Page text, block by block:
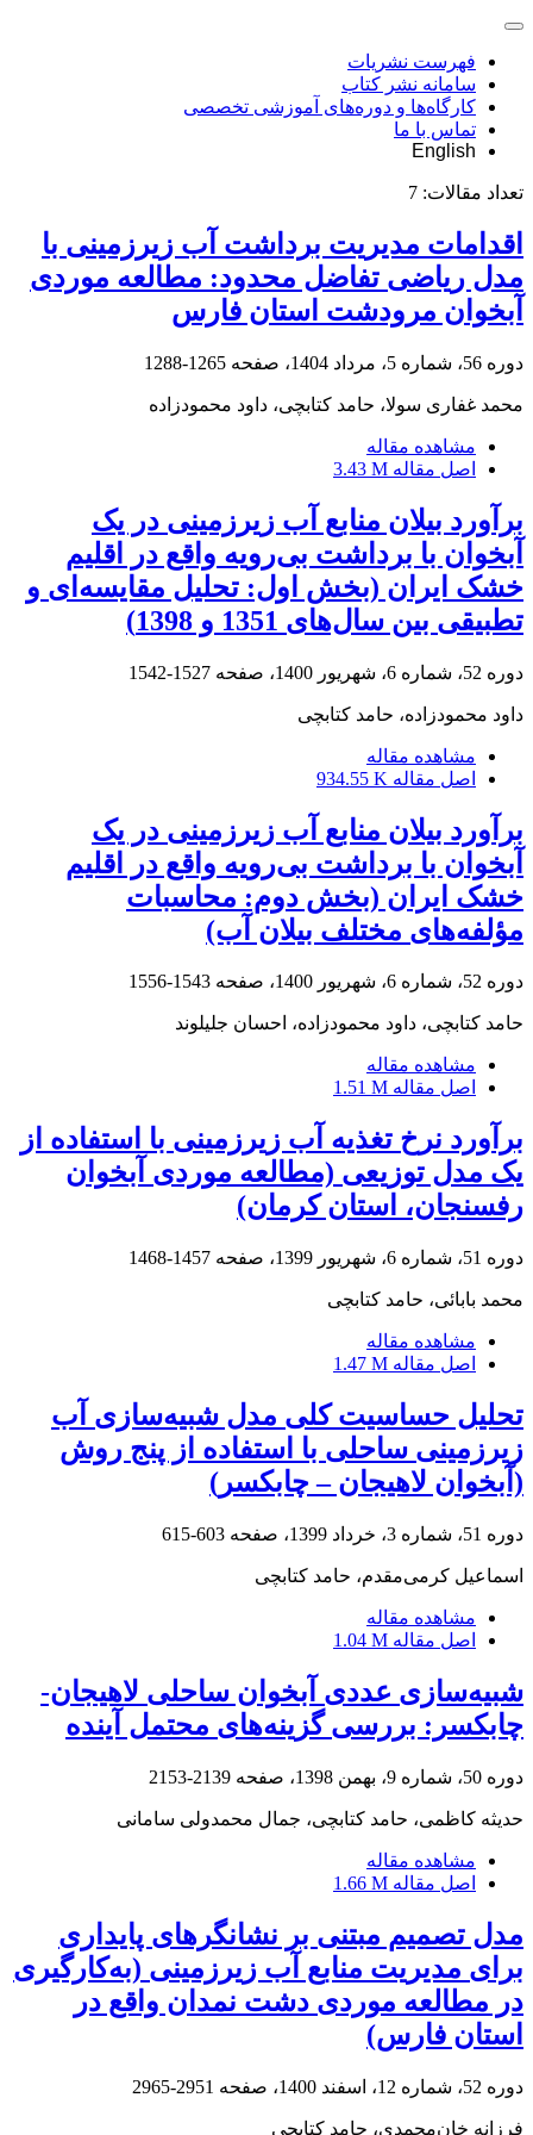
فهرست نشریات
سامانه نشر کتاب
کارگاه‌ها و دوره‌های آموزشی تخصصی
تماس با ما
English
تعداد مقالات: 7
اقدامات مدیریت برداشت آب زیرزمینی با
مدل ریاضی تفاضل محدود: مطالعه موردی
آبخوان مرودشت استان فارس
دوره 56، شماره 5، مرداد 1404، صفحه 1265-1288
محمد غفاری سولا، حامد کتابچی، داود محمودزاده
مشاهده مقاله
اصل مقاله 3.43 M
برآورد بیلان منابع آب زیرزمینی در یک
آبخوان با برداشت بی‌رویه واقع در اقلیم
خشک ایران (بخش اول: تحلیل مقایسه‌ای و
تطبیقی بین سال‌های 1351 و 1398)
دوره 52، شماره 6، شهریور 1400، صفحه 1527-1542
داود محمودزاده، حامد کتابچی
مشاهده مقاله
اصل مقاله 934.55 K
برآورد بیلان منابع آب زیرزمینی در یک
آبخوان با برداشت بی‌رویه واقع در اقلیم
خشک ایران (بخش دوم: محاسبات
مؤلفه‌های مختلف بیلان آب)
دوره 52، شماره 6، شهریور 1400، صفحه 1543-1556
حامد کتابچی، داود محمودزاده، احسان جلیلوند
مشاهده مقاله
اصل مقاله 1.51 M
برآورد نرخ تغذیه آب زیرزمینی با استفاده از
یک مدل توزیعی (مطالعه موردی آبخوان
رفسنجان، استان کرمان)
دوره 51، شماره 6، شهریور 1399، صفحه 1457-1468
محمد بابائی، حامد کتابچی
مشاهده مقاله
اصل مقاله 1.47 M
تحلیل حساسیت کلی مدل شبیه‌سازی آب
زیرزمینی ساحلی با استفاده از پنج روش
(آبخوان لاهیجان – چابکسر)
دوره 51، شماره 3، خرداد 1399، صفحه 603-615
اسماعیل کرمی‌مقدم، حامد کتابچی
مشاهده مقاله
اصل مقاله 1.04 M
شبیه‌سازی عددی آبخوان ساحلی لاهیجان‌-
چابکسر: بررسی گزینه‌های محتمل آینده
دوره 50، شماره 9، بهمن 1398، صفحه 2139-2153
حدیثه کاظمی، حامد کتابچی، جمال محمدولی سامانی
مشاهده مقاله
اصل مقاله 1.66 M
مدل تصمیم مبتنی بر نشانگرهای پایداری
برای مدیریت منابع آب زیرزمینی (به‌کارگیری
در مطالعه موردی دشت نمدان واقع در
استان فارس)
دوره 52، شماره 12، اسفند 1400، صفحه 2951-2965
فرزانه خان‌محمدی، حامد کتابچی